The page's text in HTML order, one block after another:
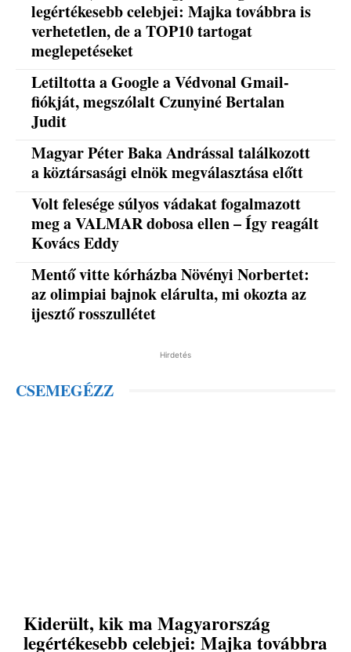
legértékesebb celebjei: Majka továbbra is
verhetetlen, de a TOP10 tartogat
meglepetéseket
Letiltotta a Google a Védvonal Gmail-
fiókját, megszólalt Czunyiné Bertalan
Judit
Magyar Péter Baka Andrással találkozott
a köztársasági elnök megválasztása előtt
Volt felesége súlyos vádakat fogalmazott
meg a VALMAR dobosa ellen – Így reagált
Kovács Eddy
Mentő vitte kórházba Növényi Norbertet:
az olimpiai bajnok elárulta, mi okozta az
ijesztő rosszullétet
Hirdetés
CSEMEGÉZZ
Kiderült, kik ma Magyarország
legértékesebb celebjei: Majka továbbra